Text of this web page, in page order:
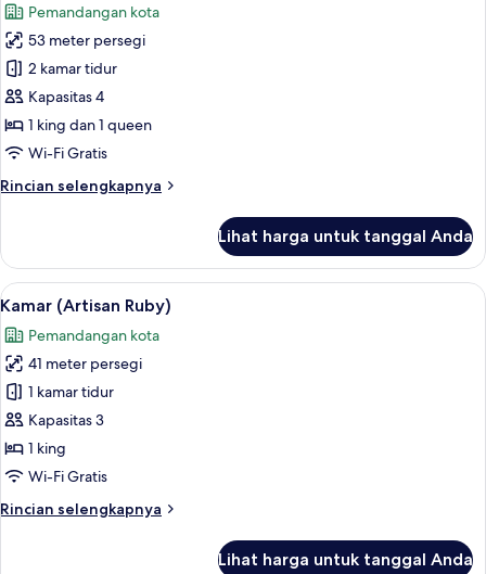
foto
untuk
Kamar
(Artisan
Quartz)
Pemandangan kota
53 meter persegi
2 kamar tidur
Kapasitas 4
1 king dan 1 queen
Wi-Fi Gratis
Rincian selengkapnya
Rincian
Kamar
(Artisan
Quartz)
Lihat harga untuk tanggal Anda
Lihat
semua
foto
untuk
Kamar
(Artisan
Ruby)
Kamar (Artisan Ruby) | Seprai
6
Kamar (Artisan Ruby)
Pemandangan kota
41 meter persegi
1 kamar tidur
Kapasitas 3
1 king
Wi-Fi Gratis
Rincian selengkapnya
Rincian
Lihat harga untuk tanggal Anda